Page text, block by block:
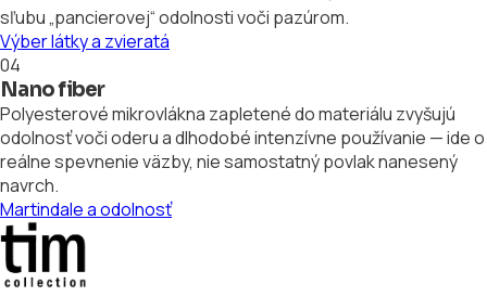
sľubu „pancierovej“ odolnosti voči pazúrom.
Výber látky a zvieratá
04
Nano fiber
Polyesterové mikrovlákna zapletené do materiálu zvyšujú
odolnosť voči oderu a dlhodobé intenzívne používanie — ide o
reálne spevnenie väzby, nie samostatný povlak nanesený
navrch.
Martindale a odolnosť